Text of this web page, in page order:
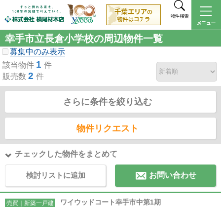
物件検索
幸手市立長倉小学校の周辺物件一覧
募集中のみ表示
該当物件 1 件
販売数 2 件
さらに条件を絞り込む
物件リクエスト
チェックした物件をまとめて
検討リストに追加 お問い合わせ
売買｜新築一戸建 ワイウッドコート幸手市中第1期